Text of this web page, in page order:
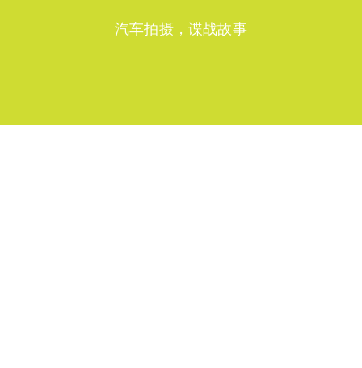
汽车拍摄，谍战故事